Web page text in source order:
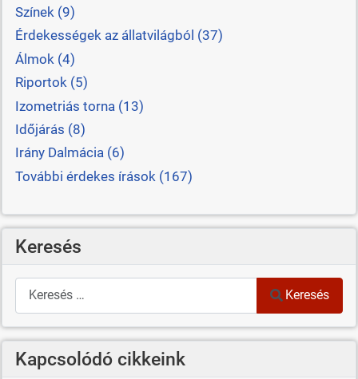
Színek (9)
Érdekességek az állatvilágból (37)
Álmok (4)
Riportok (5)
Izometriás torna (13)
Időjárás (8)
Irány Dalmácia (6)
További érdekes írások (167)
Keresés
Keresés
Keresés
Kapcsolódó cikkeink